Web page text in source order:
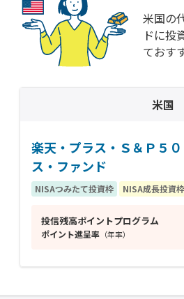
米国の
ドに投
ておす
米国
楽天・プラス・Ｓ＆Ｐ５
ス・ファンド
NISAつみたて投資枠 NISA成長投資枠
投信残高ポイントプログラム
ポイント進呈率 （年率）